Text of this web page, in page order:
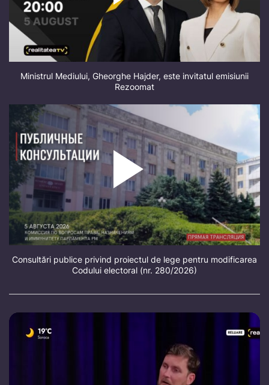
Ministrul Mediului, Gheorghe Hajder, este invitatul emisiunii
Rezoomat
Consultări publice privind proiectul de lege pentru modificarea
Codului electoral (nr. 280/2026)